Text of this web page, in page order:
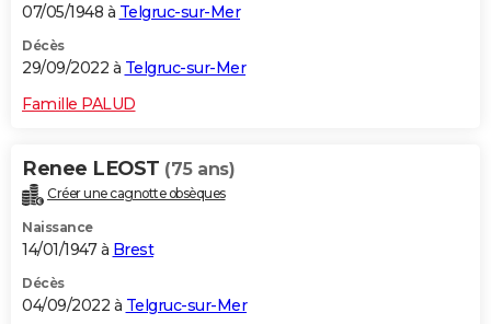
07/05/1948 à Telgruc-sur-Mer
Décès
29/09/2022 à Telgruc-sur-Mer
Famille PALUD
Renee LEOST (75 ans)
Créer une cagnotte obsèques
Naissance
14/01/1947 à Brest
Décès
04/09/2022 à Telgruc-sur-Mer